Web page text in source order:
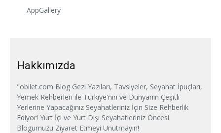
AppGallery
Hakkımızda
"obilet.com Blog Gezi Yazıları, Tavsiyeler, Seyahat İpuçları,
Yemek Rehberleri ile Türkiye'nin ve Dünyanın Çeşitli
Yerlerine Yapacağınız Seyahatleriniz İçin Size Rehberlik
Ediyor! Yurt İçi ve Yurt Dışı Seyahatleriniz Öncesi
Blogumuzu Ziyaret Etmeyi Unutmayın!